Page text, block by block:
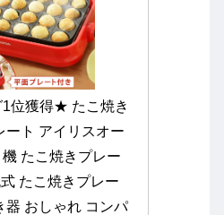
位獲得★ たこ焼き
ート アイリスオー
たこ焼きプレー
たこ焼きプレー
器 おしゃれ コンパ